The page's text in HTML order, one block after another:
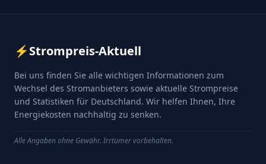
⚡Strompreis-Aktuell
Bei uns finden Sie alle wichtigen Informationen zum
Wechsel des Stromanbieters sowie aktuelle Strompreise
und Statistiken für Deutschland. Wir helfen Ihnen, Ihre
Energiekosten nachhaltig zu senken.
Alle Angaben ohne Gewähr. Irrtümer vorbehalten.